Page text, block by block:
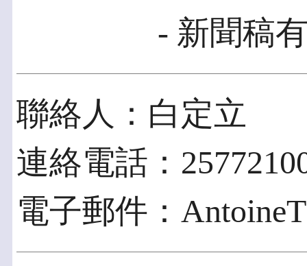
- 新聞稿
聯絡人：白定立
連絡電話：
電子郵件：